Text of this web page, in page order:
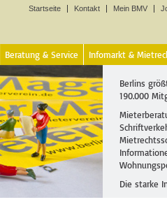
Startseite Kontakt Mein BMV
Beratung & Service Infomarkt &
Berlins
190.000
Die starke